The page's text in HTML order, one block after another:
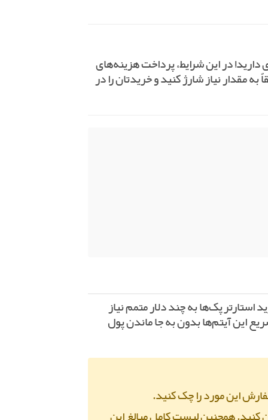
در پلی استیشن استور، تنها به اندازه ۲ دلار کمبود موجودی دارید! در این شرایط، پرداخت هزینه‌های
به مقدار نیاز شارژ کنید و خریدتان را در
استارترپک‌ها به چند دلار متمم نیاز
سریع این آیتم‌ها بدون به جا ماندن پول
این مورد را چک کنید.